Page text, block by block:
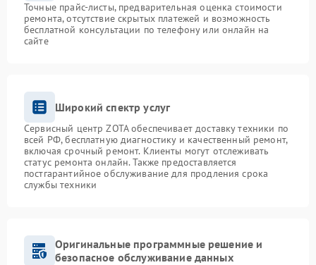
Точные прайс-листы, предварительная оценка стоимости
ремонта, отсутствие скрытых платежей и возможность
бесплатной консультации по телефону или онлайн на
сайте
Широкий спектр услуг
Сервисный центр ZOTA обеспечивает доставку техники по
всей РФ, бесплатную диагностику и качественный ремонт,
включая срочный ремонт. Клиенты могут отслеживать
статус ремонта онлайн. Также предоставляется
постгарантийное обслуживание для продления срока
службы техники
Оригинальные программные решение и
безопасное обслуживание данных